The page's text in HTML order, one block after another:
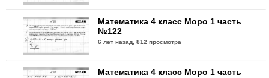
Математика 4 класс Моро 1 часть
№122
6 лет назад,812 просмотра
Математика 4 класс Моро 1 часть